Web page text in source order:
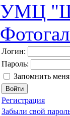
УМЦ
Логин:
Пароль:
Запомнить меня
Регистрация
Забыли свой